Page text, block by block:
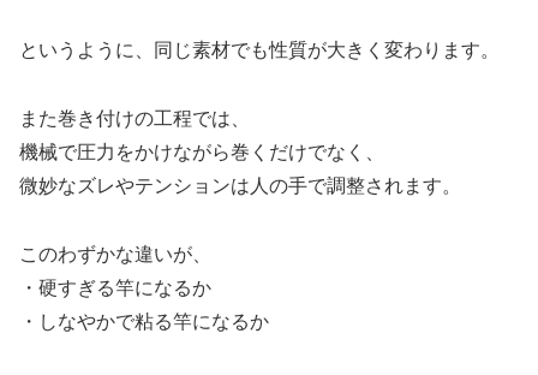
というように、同じ素材でも性質が大きく変わります。
また巻き付けの工程では、
機械で圧力をかけながら巻くだけでなく、
微妙なズレやテンションは人の手で調整されます。
このわずかな違いが、
・硬すぎる竿になるか
・しなやかで粘る竿になるか